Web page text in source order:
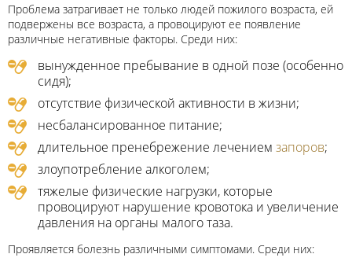
Проблема затрагивает не только людей пожилого возраста, ей
подвержены все возраста, а провоцируют ее появление
различные негативные факторы. Среди них:
вынужденное пребывание в одной позе (особенно
сидя);
отсутствие физической активности в жизни;
несбалансированное питание;
длительное пренебрежение лечением запоров;
злоупотребление алкоголем;
тяжелые физические нагрузки, которые
провоцируют нарушение кровотока и увеличение
давления на органы малого таза.
Проявляется болезнь различными симптомами. Среди них: